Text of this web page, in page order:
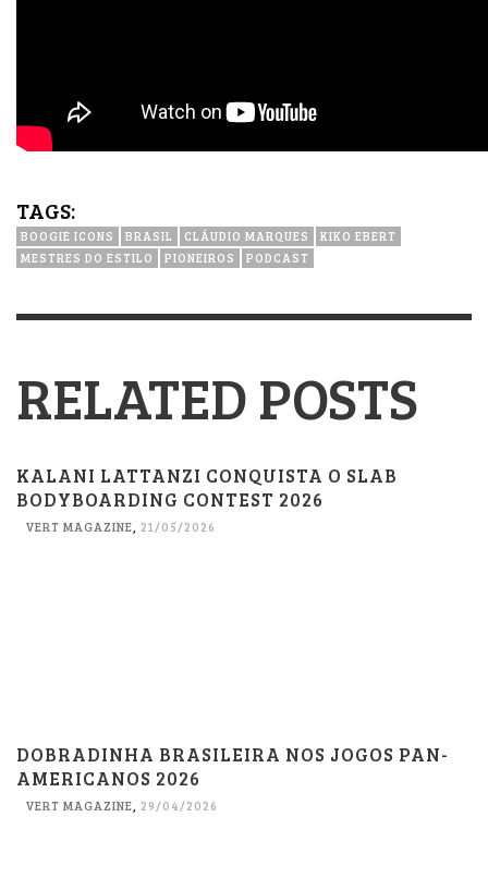
TAGS:
BOOGIE ICONS BRASIL CLÁUDIO MARQUES
KIKO EBERT
MESTRES DO ESTILO
PIONEIROS PODCAST
RELATED POSTS
KALANI LATTANZI CONQUISTA O SLAB
BODYBOARDING CONTEST 2026
VERT MAGAZINE 21/05/2026
DOBRADINHA BRASILEIRA NOS JOGOS PAN-
AMERICANOS 2026
VERT MAGAZINE, 29/04/2026